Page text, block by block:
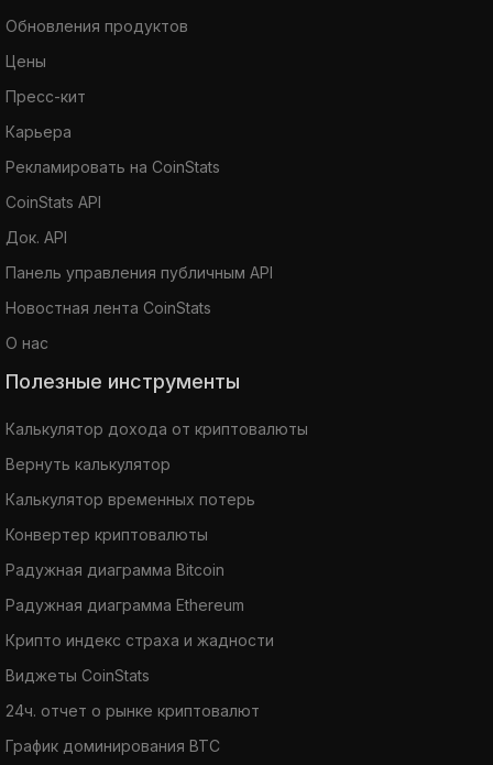
Обновления продуктов
Цены
Пресс-кит
Карьера
Рекламировать на CoinStats
CoinStats API
Док. API
Панель управления публичным API
Новостная лента CoinStats
О нас
Полезные инструменты
Калькулятор дохода от криптовалюты
Вернуть калькулятор
Калькулятор временных потерь
Конвертер криптовалюты
Радужная диаграмма Bitcoin
Радужная диаграмма Ethereum
Крипто индекс страха и жадности
Виджеты CoinStats
24ч. отчет о рынке криптовалют
График доминирования BTC